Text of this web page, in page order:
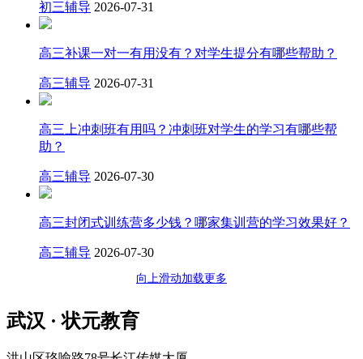
初三辅导 2026-07-31
高三补课一对一有用没有？对学生提分有哪些帮助？
高三辅导 2026-07-31
高三上冲刺班有用吗？冲刺班对学生的学习有哪些帮
助？
高三辅导 2026-07-30
高三封闭式训练营多少钱？哪家集训营的学习效果好？
高三辅导 2026-07-30
向上滑动加载更多
武汉 · 状元教育